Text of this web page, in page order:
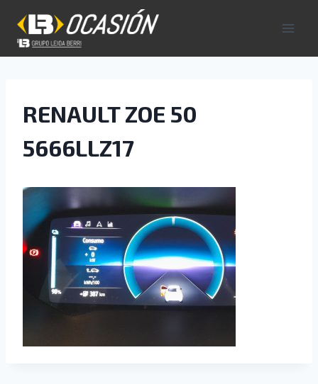
contenido
RENAULT ZOE 50
5666LLZ17